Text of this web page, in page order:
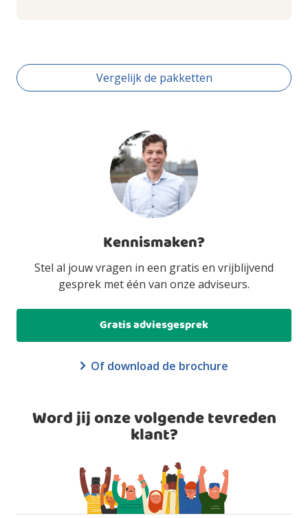
Vergelijk de pakketten
Kennismaken?
Stel al jouw vragen in een gratis en vrijblijvend
gesprek met één van onze adviseurs.
Gratis adviesgesprek
Of download de brochure
Word jij onze volgende tevreden
klant?